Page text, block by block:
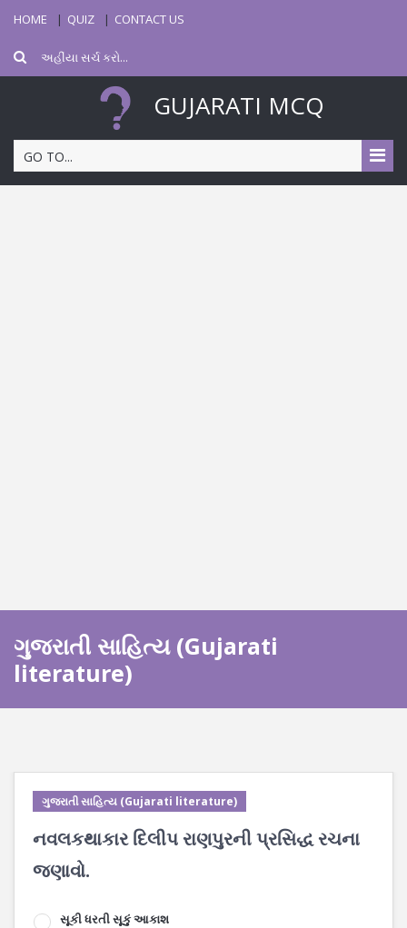
HOME QUIZ CONTACT US
GUJARATI MCQ
GO TO...
ગુજરાતી સાહિત્ય (Gujarati
literature)
ગુજરાતી સાહિત્ય (Gujarati literature)
નવલકથાકાર દિલીપ રાણપુરની પ્રસિદ્ધ રચના
જણાવો.
સૂકી ધરતી સૂકું આકાશ